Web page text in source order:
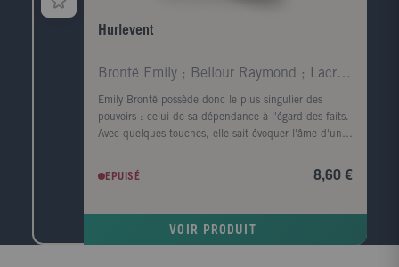
Hurlevent
Brontë Emily ; Bellour Raymond ; Lacretelle Jacque
Emily Brontë possède donc le plus singulier des
pouvoirs : celui de sa dépendance à l'égard des faits.
Avec quelques touches, elle sait évoquer l'âme d'un
lande, elle fait souffler le vent et gronder le tonnerre.
l'image d'un vieux robinier tortueux qui me vient à
EPUISÉ 8,60 €
VOIR PRODUIT